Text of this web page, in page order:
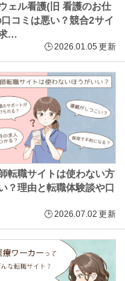
ェル看護(旧 看護のお仕
コミは悪い？競合2サイ
…
🕒2026.01.05 更新
転職サイトは使わない方
？理由と転職体験談や口
🕒2026.07.02 更新